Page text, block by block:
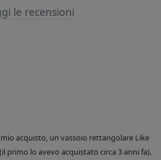
le recensioni
acquisto, un vassoio rettangolare Like
primo lo avevo acquistato circa 3 anni fa).